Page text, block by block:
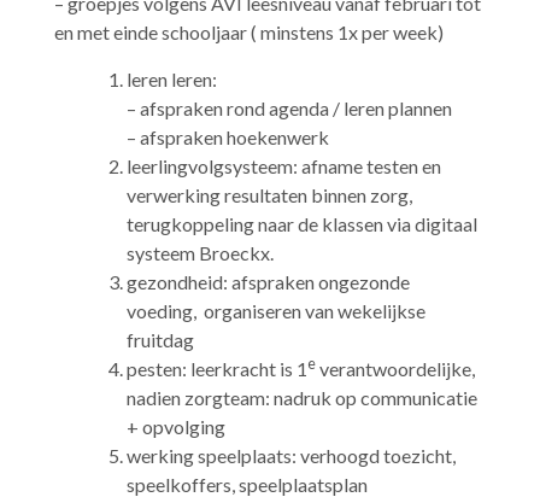
en met einde schooljaar ( minstens 1x per week)
leren leren:
– afspraken rond agenda / leren plannen
– afspraken hoekenwerk
leerlingvolgsysteem: afname testen en
verwerking resultaten binnen zorg,
terugkoppeling naar de klassen via digitaal
systeem Broeckx.
gezondheid: afspraken ongezonde
voeding, organiseren van wekelijkse
fruitdag
pesten: leerkracht is 1everantwoordelijke,
nadien zorgteam: nadruk op communicatie
+ opvolging
werking speelplaats: verhoogd toezicht,
speelkoffers, speelplaatsplan